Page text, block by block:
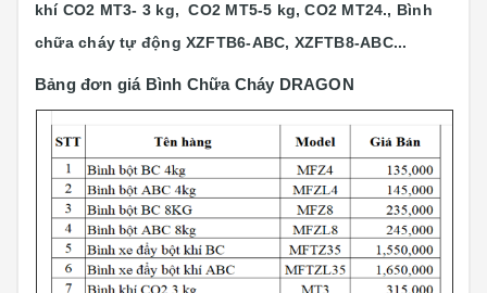
khí CO2 MT3- 3 kg, CO2 MT5-5 kg, CO2 MT24., Bình
chữa cháy tự động XZFTB6-ABC, XZFTB8-ABC...
Bảng đơn giá Bình Chữa Cháy DRAGON